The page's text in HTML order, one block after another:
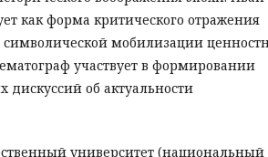
как форма критического отражения
символической мобилизации
участвует в формировании
об актуальности
университет (национальный